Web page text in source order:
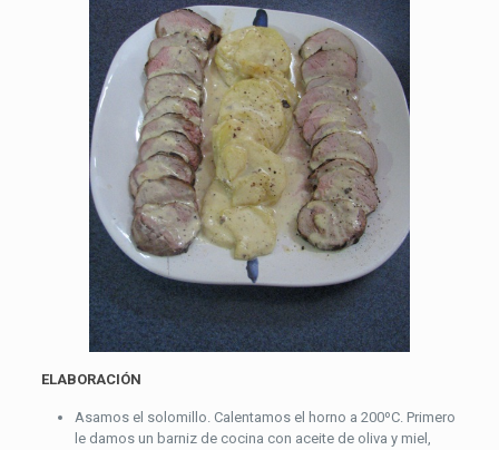
ELABORACIÓN
Asamos el solomillo. Calentamos el horno a 200ºC. Primero
le damos un barniz de cocina con aceite de oliva y miel,